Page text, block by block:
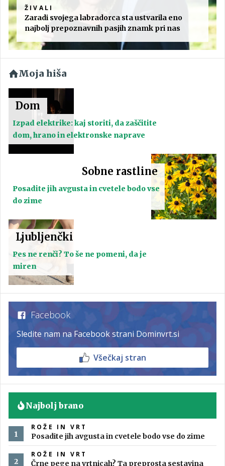
ŽIVALI
Zaradi svojega labradorca sta ustvarila eno
najbolj prepoznavnih pasjih znamk pri nas
Moja hiša
Dom
Izpad elektrike: kaj storiti, da zaščitite
dom, hrano in elektronske naprave
Sobne rastline
Posadite jih avgusta in cvetele bodo vse
do zime
Ljubljenčki
Pes ne renči? To še ne pomeni, da je
miren
Facebook
Sledite nam na Facebook strani Dominvrt.si
Všečkaj stran
Najbolj brano
ROŽE IN VRT
Posadite jih avgusta in cvetele bodo vse do zime
ROŽE IN VRT
Črne pege na vrtnicah? Ta preprosta sestavina